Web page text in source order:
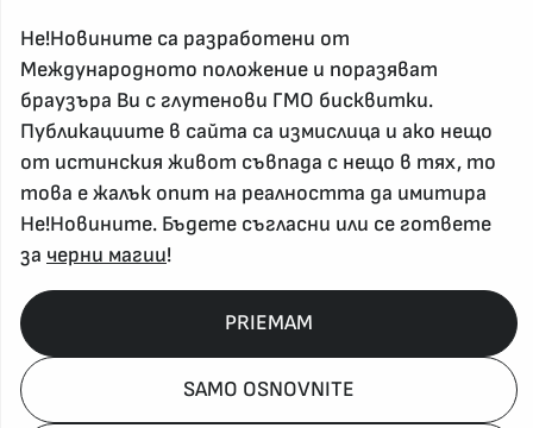
За реклама и връзка с нас, пишете на
nenovinite@gmail.com
Контакт
За нас
Напиши Не!Новина
Абонирай се
Policy, Rights, etc 2026
Не!Новините са разработени от
Международното положение и поразяват
браузъра Ви с глутенови ГМО бисквитки.
Публикациите в сайта са измислица и ако нещо
от истинския живот съвпада с нещо в тях, то
това е жалък опит на реалността да имитира
Не!Новините. Бъдете съгласни или се гответе
за черни магии!
SAMO OSNOVNITE
PRIEMAM